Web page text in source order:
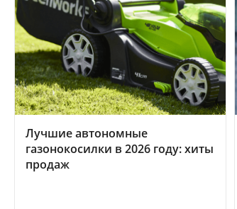
Лучшие автономные
газонокосилки в 2026 году: хиты
продаж